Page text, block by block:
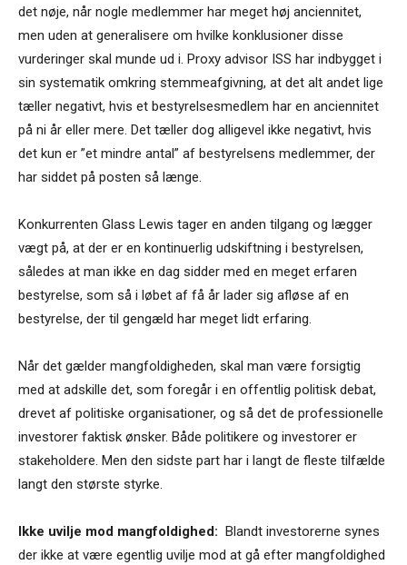
det nøje, når nogle medlemmer har meget høj anciennitet,
men uden at generalisere om hvilke konklusioner disse
vurderinger skal munde ud i. Proxy advisor ISS har indbygget i
sin systematik omkring stemmeafgivning, at det alt andet lige
tæller negativt, hvis et bestyrelsesmedlem har en anciennitet
på ni år eller mere. Det tæller dog alligevel ikke negativt, hvis
det kun er ”et mindre antal” af bestyrelsens medlemmer, der
har siddet på posten så længe.
Konkurrenten Glass Lewis tager en anden tilgang og lægger
vægt på, at der er en kontinuerlig udskiftning i bestyrelsen,
således at man ikke en dag sidder med en meget erfaren
bestyrelse, som så i løbet af få år lader sig afløse af en
bestyrelse, der til gengæld har meget lidt erfaring.
Når det gælder mangfoldigheden, skal man være forsigtig
med at adskille det, som foregår i en offentlig politisk debat,
drevet af politiske organisationer, og så det de professionelle
investorer faktisk ønsker. Både politikere og investorer er
stakeholdere. Men den sidste part har i langt de fleste tilfælde
langt den største styrke.
Ikke uvilje mod mangfoldighed: Blandt investorerne synes
der ikke at være egentlig uvilje mod at gå efter mangfoldighed